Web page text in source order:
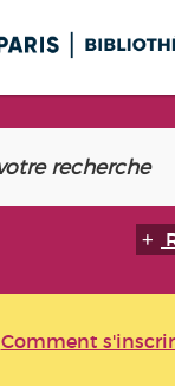
Comment